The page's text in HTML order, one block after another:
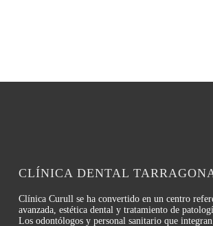
CLÍNICA DENTAL
Clínica Curull se ha convertido en un centro
avanzada, estética dental y tratamiento de
Los odontólogos y personal sanitario que